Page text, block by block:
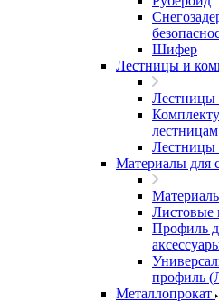
Шифер
Лестницы и
Лестницы
лестницам
Лестницы
Материалы для
Листовые
Профиль
профиль
Металлопрокат